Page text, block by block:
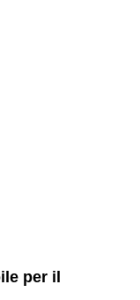
per il